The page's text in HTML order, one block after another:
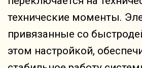
технические моменты.
привязанные со
этом настройкой,